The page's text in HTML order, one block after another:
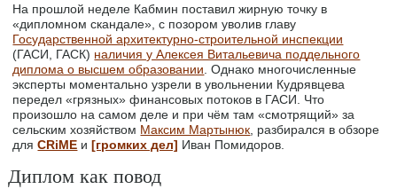
На прошлой неделе Кабмин поставил жирную точку в
«дипломном скандале», с позором уволив главу
Государственной архитектурно-строительной инспекции
(ГАСИ, ГАСК) наличия у Алексея Витальевича поддельного
диплома о высшем образовании . Однако многочисленные
эксперты моментально узрели в увольнении Кудрявцева
передел «грязных» финансовых потоков в ГАСИ. Что
произошло на самом деле и при чём там «смотрящий» за
сельским хозяйством Максим Мартынюк , разбирался в обзоре
дляCRiME и[громких дел] Иван Помидоров.
Диплом как повод